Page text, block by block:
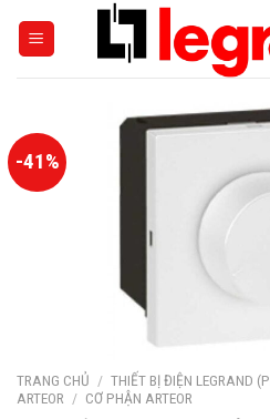
-41%
TRANG CHỦ / THIẾT BỊ ĐIỆN LEGRAND
ARTEOR / CƠ PHẬN ARTEOR